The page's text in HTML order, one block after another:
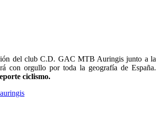
del club C.D. GAC MTB Auringis junto a la
con orgullo por toda la geografía de España.
ciclismo.